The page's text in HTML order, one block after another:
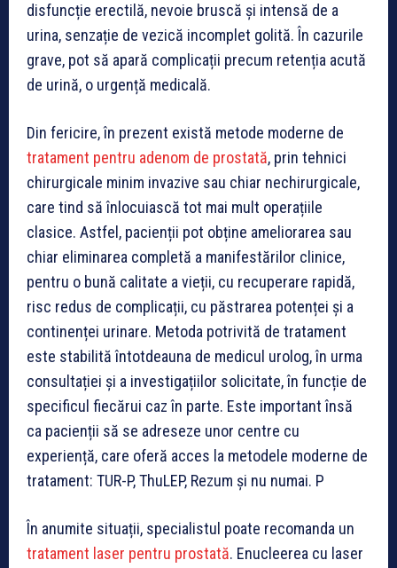
disfuncție erectilă, nevoie bruscă și intensă de a
urina, senzație de vezică incomplet golită. În cazurile
grave, pot să apară complicații precum retenția acută
de urină, o urgență medicală.
Din fericire, în prezent există metode moderne de
tratament pentru adenom de prostată, prin tehnici
chirurgicale minim invazive sau chiar nechirurgicale,
care tind să înlocuiască tot mai mult operațiile
clasice. Astfel, pacienții pot obține ameliorarea sau
chiar eliminarea completă a manifestărilor clinice,
pentru o bună calitate a vieții, cu recuperare rapidă,
risc redus de complicații, cu păstrarea potenței și a
continenței urinare. Metoda potrivită de tratament
este stabilită întotdeauna de medicul urolog, în urma
consultației și a investigațiilor solicitate, în funcție de
specificul fiecărui caz în parte. Este important însă
ca pacienții să se adreseze unor centre cu
experiență, care oferă acces la metodele moderne de
tratament: TUR-P, ThuLEP, Rezum și nu numai. P
În anumite situații, specialistul poate recomanda un
tratament laser pentru prostată. Enucleerea cu laser